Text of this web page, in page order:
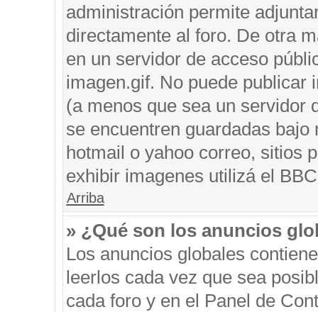
administración permite
directamente al foro. De otra
en un servidor de acceso
imagen.gif. No puede publicar
(a menos que sea un servidor
se encuentren guardadas
hotmail o yahoo correo, sitios
exhibir imagenes utilizá el
Arriba
» ¿Qué son los anuncios
Los anuncios globales
leerlos cada vez que sea
cada foro y en el Panel de